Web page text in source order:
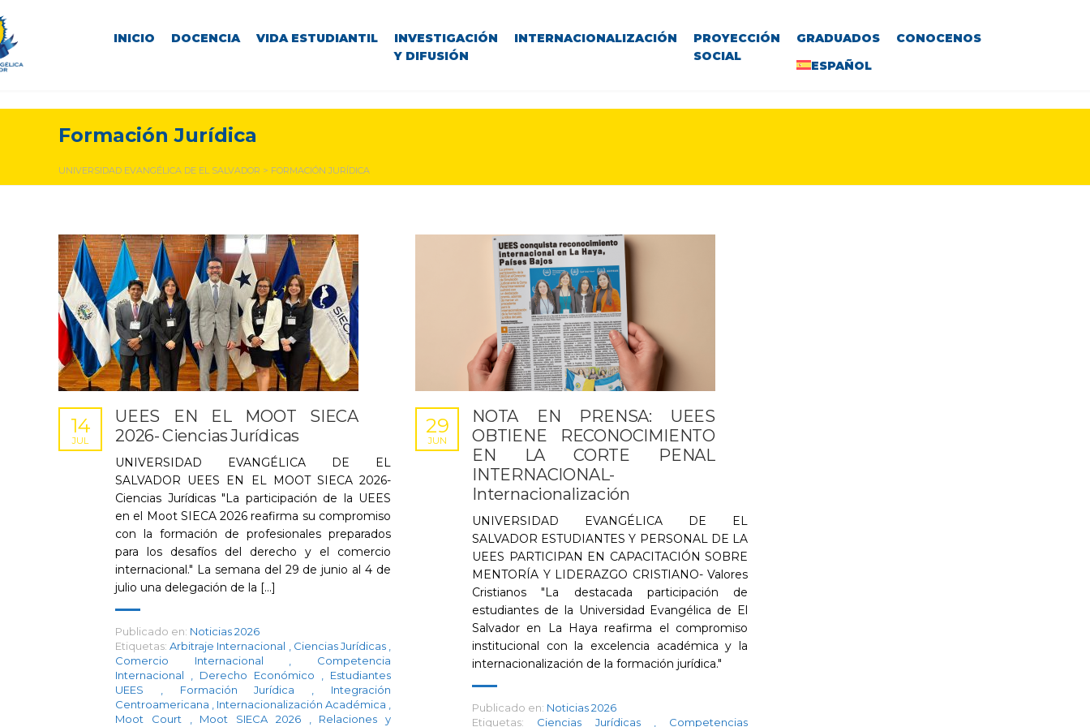
INICIO DOCENCIA VIDA ESTUDIANTIL
INVESTIGACIÓN
Y DIFUSIÓN
INTERNACIONALIZACIÓN
PROYECCIÓN
SOCIAL
GRADUADOS
CONOCENOS
ESPAÑOL
Formación Jurídica
UNIVERSIDAD EVANGÉLICA DE EL SALVADOR > FORMACIÓN JURÍDICA
UEES EN EL MOOT SIECA
2026- Ciencias Jurídicas
14
JUL
UNIVERSIDAD EVANGÉLICA DE EL
SALVADOR UEES EN EL MOOT SIECA 2026-
Ciencias Jurídicas "La participación de la UEES
en el Moot SIECA 2026 reafirma su compromiso
con la formación de profesionales preparados
para los desafíos del derecho y el comercio
internacional." La semana del 29 de junio al 4 de
julio una delegación de la [...]
Publicado en: Noticias 2026
Etiquetas: Arbitraje Internacional Ciencias Jurídicas
Comercio Internacional
Competencia
Internacional
Derecho Económico
Estudiantes
UEES
Formación Jurídica
Integración
Centroamericana
Internacionalización Académica
Moot Court
Moot SIECA 2026 Relaciones y
NOTA EN PRENSA: UEES
OBTIENE RECONOCIMIENTO
EN LA CORTE PENAL
INTERNACIONAL-
Internacionalización
29
JUN
UNIVERSIDAD EVANGÉLICA DE EL
SALVADOR ESTUDIANTES Y PERSONAL DE LA
UEES PARTICIPAN EN CAPACITACIÓN SOBRE
MENTORÍA Y LIDERAZGO CRISTIANO- Valores
Cristianos "La destacada participación de
estudiantes de la Universidad Evangélica de El
Salvador en La Haya reafirma el compromiso
institucional con la excelencia académica y la
internacionalización de la formación jurídica."
Publicado en: Noticias 2026
Etiquetas:
Ciencias Jurídicas Competencias